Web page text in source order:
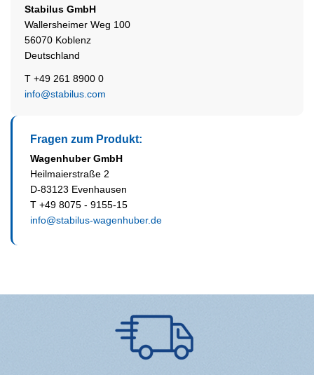
Stabilus GmbH
Wallersheimer Weg 100
56070 Koblenz
Deutschland
T +49 261 8900 0
info@stabilus.com
Fragen zum Produkt:
Wagenhuber GmbH
Heilmaierstraße 2
D-83123 Evenhausen
T +49 8075 - 9155-15
info@stabilus-wagenhuber.de